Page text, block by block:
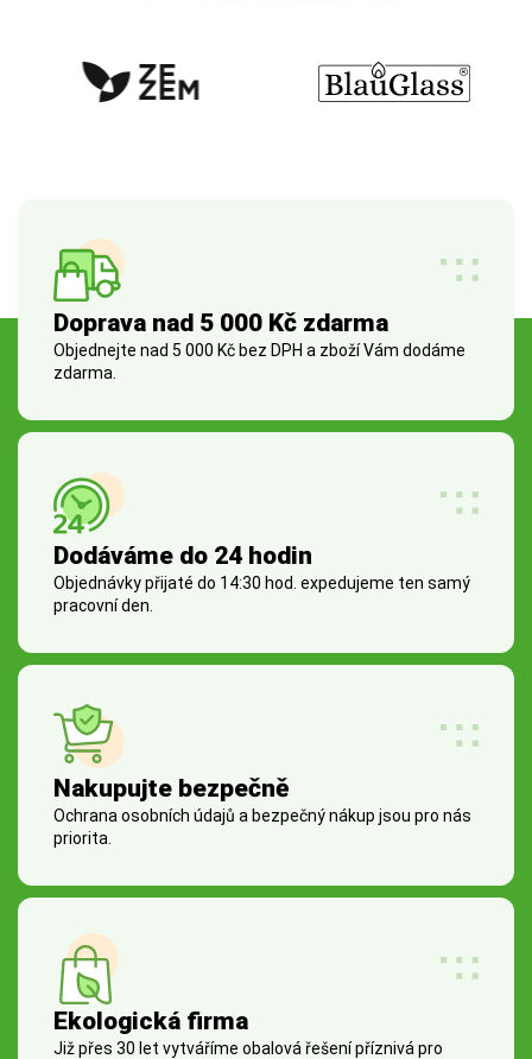
Doprava nad 5 000 Kč zdarma
Objednejte nad 5 000 Kč bez DPH a zboží Vám dodáme
zdarma.
Dodáváme do 24 hodin
Objednávky přijaté do 14:30 hod. expedujeme ten samý
pracovní den.
Nakupujte bezpečně
Ochrana osobních údajů a bezpečný nákup jsou pro nás
priorita.
Ekologická firma
Již přes 30 let vytváříme obalová řešení příznivá pro